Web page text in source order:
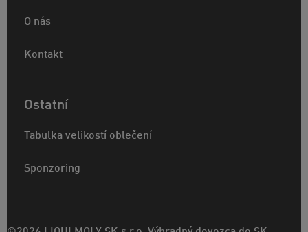
O nás
Kontakt
Ostatní
Tabulka velikostí oblečení
Sponzoring